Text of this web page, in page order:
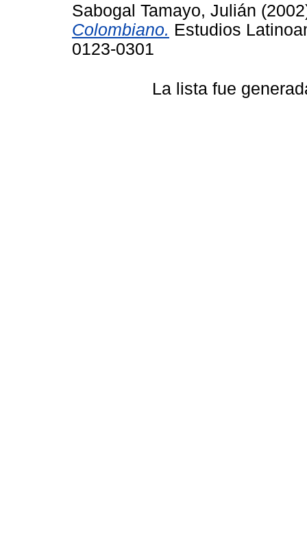
Sabogal Tamayo, Julián
Colombiano. Estudios
0123-0301
La lista fue